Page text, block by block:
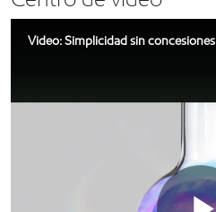
Video: Simplicidad sin concesiones